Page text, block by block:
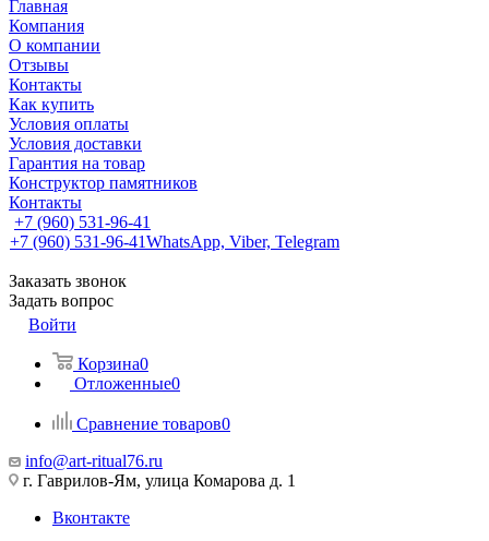
Главная
Компания
О компании
Отзывы
Контакты
Как купить
Условия оплаты
Условия доставки
Гарантия на товар
Конструктор памятников
Контакты
+7 (960) 531-96-41
+7 (960) 531-96-41WhatsApp, Viber, Telegram
Заказать звонок
Задать вопрос
Войти
Корзина0
Отложенные0
Сравнение товаров0
info@art-ritual76.ru
г. Гаврилов-Ям, улица Комарова д. 1
Вконтакте